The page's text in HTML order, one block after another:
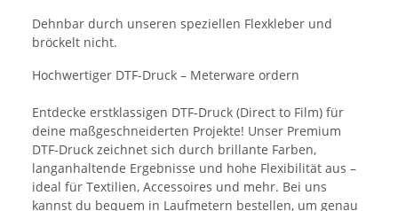
Dehnbar durch unseren speziellen Flexkleber und
bröckelt nicht.
Hochwertiger DTF-Druck – Meterware ordern
Entdecke erstklassigen DTF-Druck (Direct to Film) für
deine maßgeschneiderten Projekte! Unser Premium
DTF-Druck zeichnet sich durch brillante Farben,
langanhaltende Ergebnisse und hohe Flexibilität aus –
ideal für Textilien, Accessoires und mehr. Bei uns
kannst du bequem in Laufmetern bestellen, um genau